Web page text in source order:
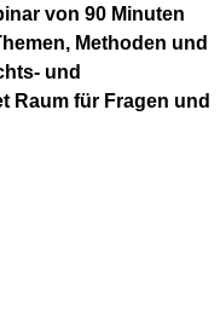
von 90 Minuten
Methoden und
und
Raum für Fragen und